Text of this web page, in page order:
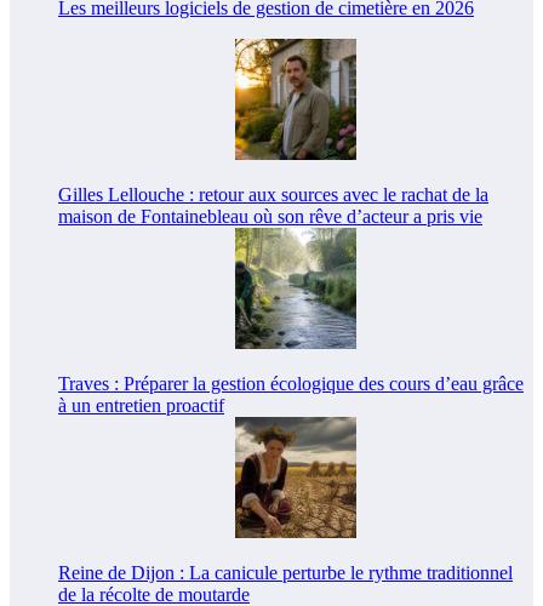
Les meilleurs logiciels de gestion de cimetière en 2026
Gilles Lellouche : retour aux sources avec le rachat de la
maison de Fontainebleau où son rêve d’acteur a pris vie
Traves : Préparer la gestion écologique des cours d’eau grâce
à un entretien proactif
Reine de Dijon : La canicule perturbe le rythme traditionnel
de la récolte de moutarde